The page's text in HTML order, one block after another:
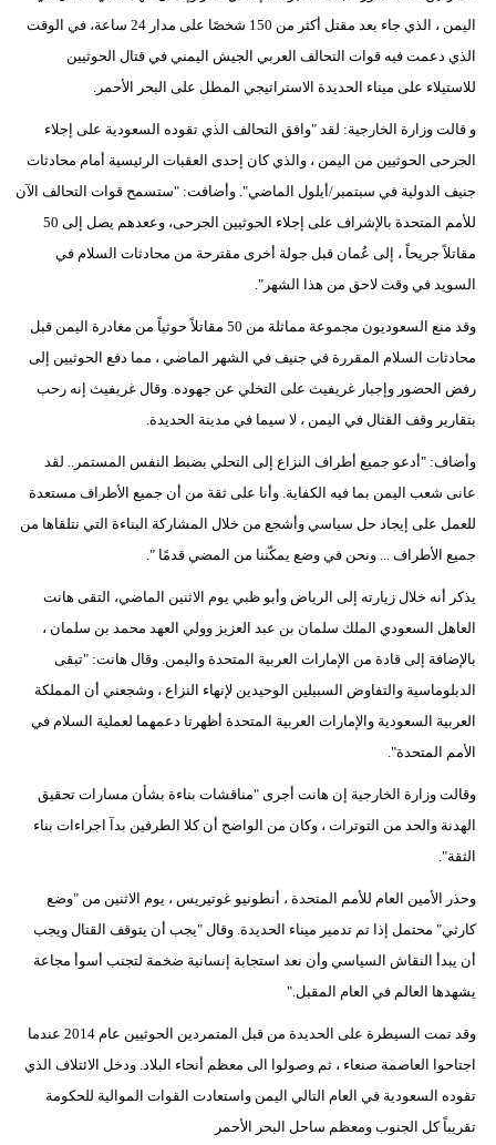
اليمن ، الذي جاء بعد مقتل أكثر من 150 شخصًا على مدار 24 ساعة، في الوقت
الذي دعمت فيه قوات التحالف العربي الجيش اليمني في قتال الحوثيين
للاستيلاء على ميناء الحديدة الاستراتيجي المطل على البحر الأحمر.
و قالت وزارة الخارجية: لقد "وافق التحالف الذي تقوده السعودية على إجلاء
الجرحى الحوثيين من اليمن ، والذي كان إحدى العقبات الرئيسية أمام محادثات
جنيف الدولية في سبتمبر/أيلول الماضي". وأضافت: "ستسمح قوات التحالف الآن
للأمم المتحدة بالإشراف على إجلاء الحوثيين الجرحى، وععدهم يصل إلى 50
مقاتلاً جريحاً ، إلى عُمان قبل جولة أخرى مقترحة من محادثات السلام في
السويد في وقت لاحق من هذا الشهر".
وقد منع السعوديون مجموعة مماثلة من 50 مقاتلاً حوثياً من مغادرة اليمن قبل
محادثات السلام المقررة في جنيف في الشهر الماضي ، مما دفع الحوثيين إلى
رفض الحضور وإجبار غريفيث على التخلي عن جهوده. وقال غريفيث إنه رحب
بتقارير وقف القتال في اليمن ، لا سيما في مدينة الحديدة.
وأضاف: "أدعو جميع أطراف النزاع إلى التحلي بضبط النفس المستمر.. لقد
عانى شعب اليمن بما فيه الكفاية. وأنا على ثقة من أن جميع الأطراف مستعدة
للعمل على إيجاد حل سياسي وأشجع من خلال المشاركة البناءة التي نتلقاها من
جميع الأطراف ... ونحن في وضع يمكّننا من المضي قدمًا ".
يذكر أنه خلال زيارته إلى الرياض وأبو ظبي يوم الاثنين الماضي، التقى هانت
العاهل السعودي الملك سلمان بن عبد العزيز وولي العهد محمد بن سلمان ،
بالإضافة إلى قادة من الإمارات العربية المتحدة واليمن. وقال هانت: "تبقى
الدبلوماسية والتفاوض السبيلين الوحيدين لإنهاء النزاع ، وشجعني أن المملكة
العربية السعودية والإمارات العربية المتحدة أظهرتا دعمهما لعملية السلام في
الأمم المتحدة".
وقالت وزارة الخارجية إن هانت أجرى "مناقشات بناءة بشأن مسارات تحقيق
الهدنة والحد من التوترات ، وكان من الواضح أن كلا الطرفين بدآ اجراءات بناء
الثقة".
وحذر الأمين العام للأمم المتحدة ، أنطونيو غوتيريس ، يوم الاثنين من "وضع
كارثي" محتمل إذا تم تدمير ميناء الحديدة. وقال "يجب أن يتوقف القتال ويجب
أن يبدأ النقاش السياسي وأن نعد استجابة إنسانية ضخمة لتجنب أسوأ مجاعة
يشهدها العالم في العام المقبل."
وقد تمت السيطرة على الحديدة من قبل المتمردين الحوثيين عام 2014 عندما
اجتاحوا العاصمة صنعاء ، ثم وصولوا الى معظم أنحاء البلاد. ودخل الائتلاف الذي
تقوده السعودية في العام التالي اليمن واستعادت القوات الموالية للحكومة
تقريباً كل الجنوب ومعظم ساحل البحر الأحمر